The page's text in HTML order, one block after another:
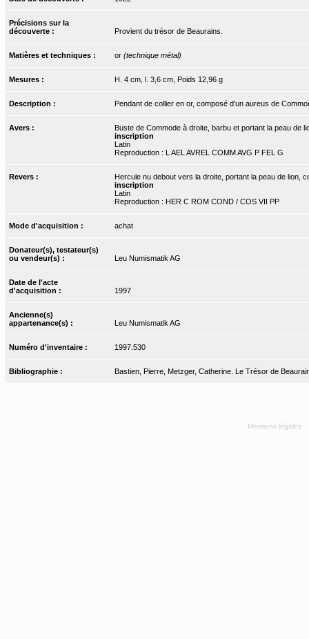
Précisions sur la
découverte :
Provient du trésor de Beaurains.
Matières et techniques : or (technique métal)
Mesures : H. 4 cm, l. 3,6 cm, Poids 12,96 g
Description : Pendant de collier en or, composé d’un aureus de
Avers :
Buste de Commode à droite, barbu et portant la peau de
inscription
Latin
Reproduction : L AEL AVREL COMM AVG P FEL G
Revers :
Hercule nu debout vers la droite, portant la peau de lion,
inscription
Latin
Reproduction : HER C ROM COND / COS VII PP
Mode d'acquisition : achat
Donateur(s), testateur(s)
ou vendeur(s) :
Leu Numismatik AG
Date de l'acte
d'acquisition :
1997
Ancienne(s)
appartenance(s) :
Leu Numismatik AG
Numéro d'inventaire : 1997.530
Bibliographie : Bastien, Pierre, Metzger, Catherine. Le Trésor de
Mentions légales